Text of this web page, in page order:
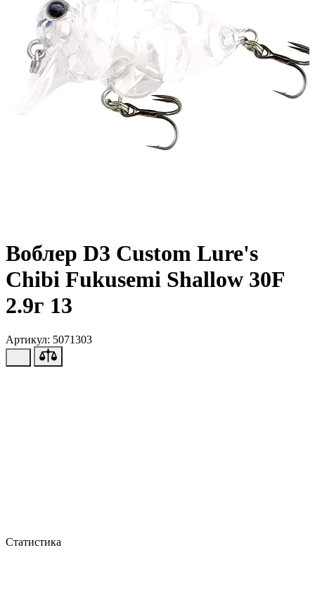
Воблер D3 Custom Lure's
Chibi Fukusemi Shallow 30F
2.9г 13
Артикул: 5071303
Статистика